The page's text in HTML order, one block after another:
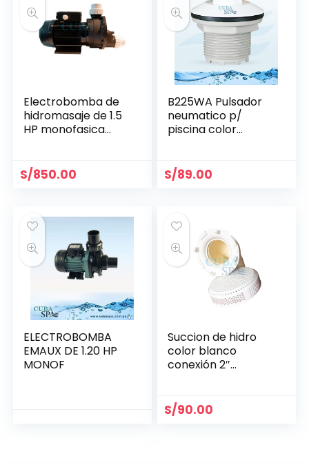
Electrobomba de
hidromasaje de 1.5
HP monofasica
S/850.00
B225WA Pulsador
neumatico p/
piscina color
S/89.00
ELECTROBOMBA
EMAUX DE 1.20 HP
MONOF
Succion de hidro
color blanco
conexión 2″
S/90.00